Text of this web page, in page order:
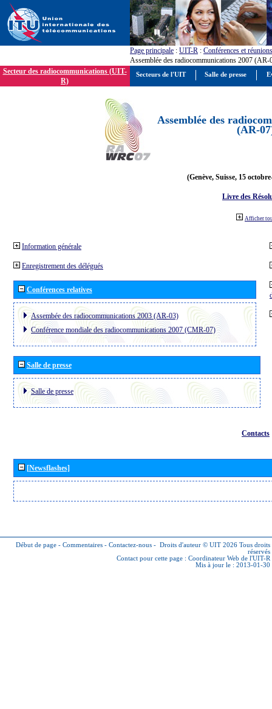
Page principale : UIT-R : Conférences et réunions
Assemblée des radiocommunications 2007 (AR-
Secteur des radiocommunications (UIT-
R)
Assemblée des
(AR-
(Genève, Suisse, 15
Livre des
Afficher
Information générale
Enregistrement des délégués
Conférences relatives
Assembée des radiocommunications 2003 (AR-03)
Conférence mondiale des radiocommunications 2007 (CMR-07)
Salle de presse
Salle de presse
Contacts
[Newsflashes]
Début de page - Commentaires - Contactez-nous - Droits d'auteur © UIT 2026 Tous droits
réservés
Contact pour cette page : Coordinateur Web de l'UIT-R
Mis à jour le : 2013-01-30
Secteurs de l'UIT Salle de presse